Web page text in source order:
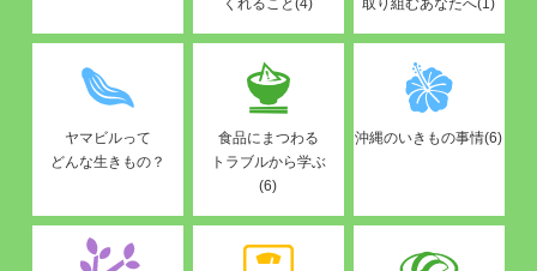
くれること(4)
取り組むあなたへ(1)
ヤマビルって
どんな生きもの？
食品にまつわる
トラブルから学ぶ
(6)
沖縄のいきもの事情(6)